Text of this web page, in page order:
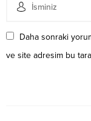
Daha sonraki
ve site adresim bu